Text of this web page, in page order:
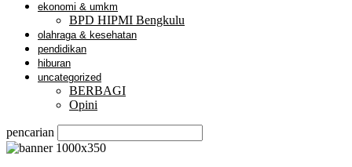
ekonomi & umkm
BPD HIPMI Bengkulu
olahraga & kesehatan
pendidikan
hiburan
uncategorized
BERBAGI
Opini
pencarian